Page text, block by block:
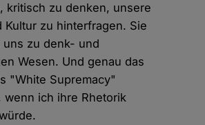
kritisch zu denken, unsere
Kultur zu hinterfragen. Sie
uns zu denk- und
Wesen. Und genau das
"White Supremacy"
wenn ich ihre Rhetorik